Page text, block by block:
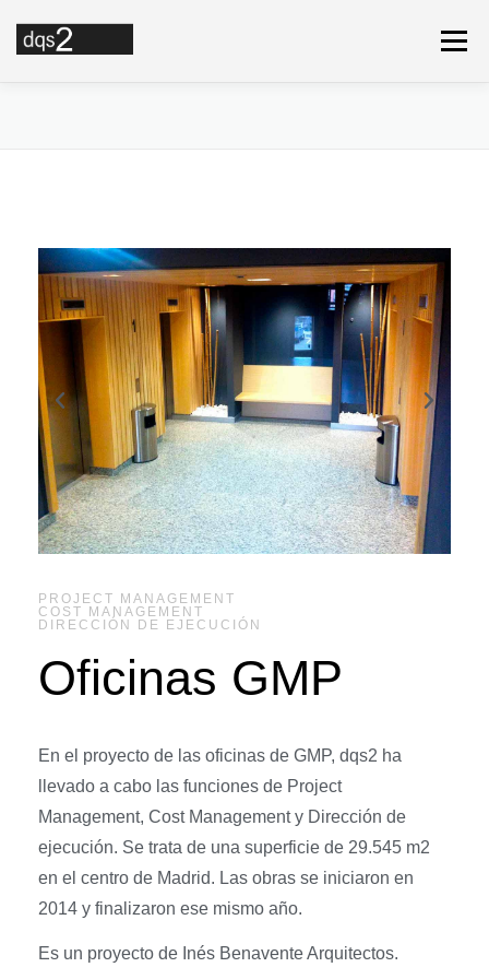
Menú
PROJECT MANAGEMENT
COST MANAGEMENT
DIRECCIÓN DE EJECUCIÓN
Oficinas GMP
En el proyecto de las oficinas de GMP, dqs2 ha
llevado a cabo las funciones de Project
Management, Cost Management y Dirección de
ejecución. Se trata de una superficie de 29.545 m2
en el centro de Madrid. Las obras se iniciaron en
2014 y finalizaron ese mismo año.
Es un proyecto de Inés Benavente Arquitectos.